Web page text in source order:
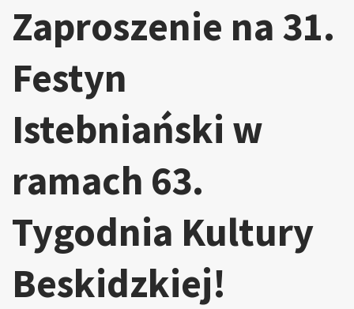
Zaproszenie na 31.
Festyn
Istebniański w
ramach 63.
Tygodnia Kultury
Beskidzkiej!